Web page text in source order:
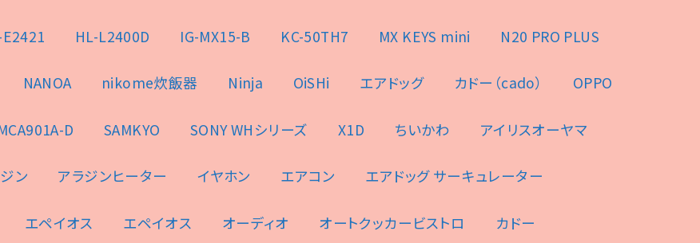
HL-L2400D IG-MX15-B KC-50TH7 MX KEYS mini N20 PRO PLUS
NANOA nikome炊飯器 Ninja OiSHi エアドッグ カドー（cado） OPPO
D SAMKYO SONY WHシリーズ X1D ちいかわ アイリスオーヤマ
ン アラジンヒーター イヤホン エアコン エアドッグ サーキュレーター
エペイオス エペイオス オーディオ オートクッカービストロ カドー